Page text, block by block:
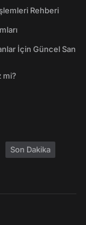
Rehberi
İçin Güncel San
mi?
Son Dakika